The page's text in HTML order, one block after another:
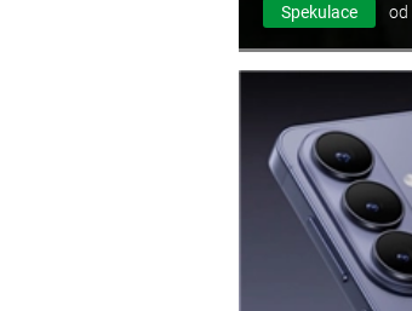
Spekulace od